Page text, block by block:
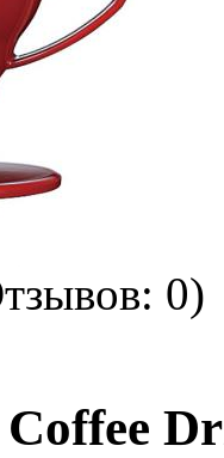
0)